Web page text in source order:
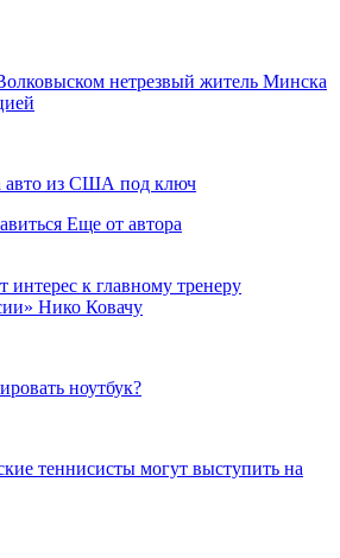
нетрезвый житель Минска
авто из США под ключ
Еще от автора
интерес к главному тренеру
Нико Ковачу
ноутбук?
теннисисты могут выступить на